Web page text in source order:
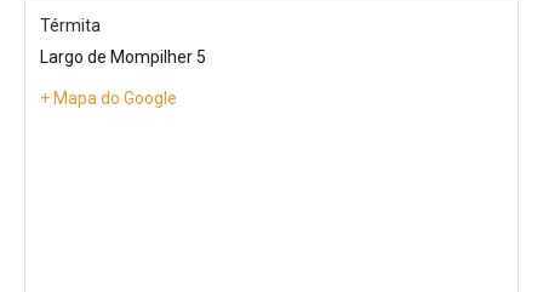
Térmita
Largo de Mompilher 5
+ Mapa do Google